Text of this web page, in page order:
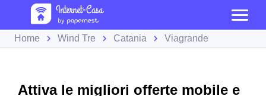
Home Wind Tre Catania Viagrande